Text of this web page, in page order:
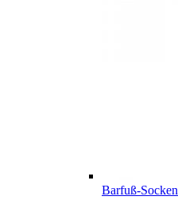
Barfuß-Socken